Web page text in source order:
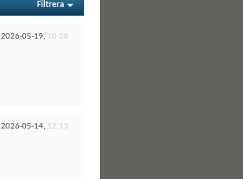
Filtrera
2026-05-19, 10:28
2026-05-14, 12:13